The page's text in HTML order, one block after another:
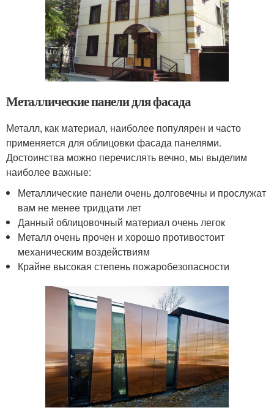
Металлические панели для фасада
Металл, как материал, наиболее популярен и часто
применяется для облицовки фасада панелями.
Достоинства можно перечислять вечно, мы выделим
наиболее важные:
Металлические панели очень долговечны и прослужат
вам не менее тридцати лет
Данный облицовочный материал очень легок
Металл очень прочен и хорошо противостоит
механическим воздействиям
Крайне высокая степень пожаробезопасности